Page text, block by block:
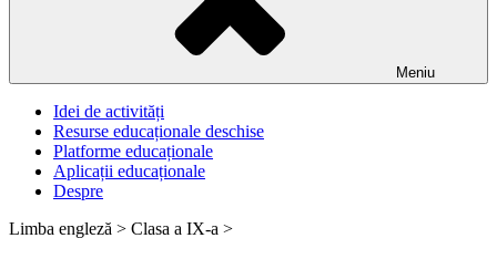
Meniu
Idei de activități
Resurse educaționale deschise
Platforme educaționale
Aplicații educaționale
Despre
Limba engleză > Clasa a IX-a >